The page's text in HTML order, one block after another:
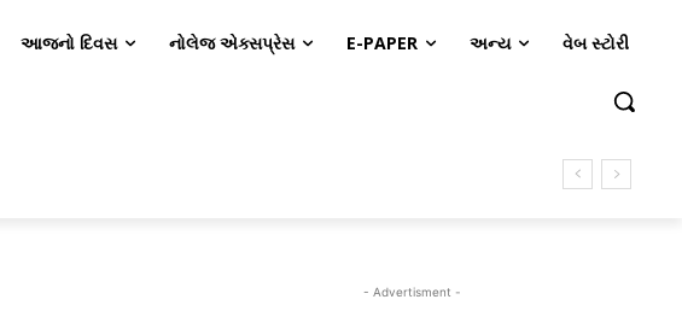
આજનો દિવસ નોલેજ એક્સપ્રેસ E-PAPER અન્ય વેબ સ્ટોરી
- Advertisment -